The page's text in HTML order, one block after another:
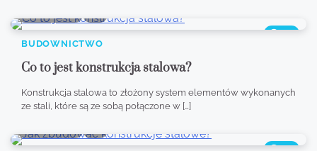
339
BUDOWNICTWO
Co to jest konstrukcja stalowa?
Konstrukcja stalowa to złożony system elementów wykonanych
ze stali, które są ze sobą połączone w […]
346